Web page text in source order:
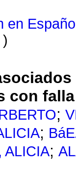
en
)
con
;
;
ALICIA;